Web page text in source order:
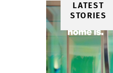
LATEST
STORIES